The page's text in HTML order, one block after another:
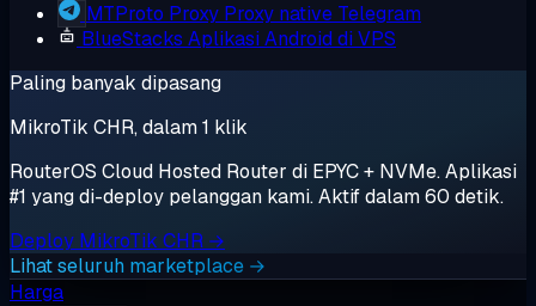
MTProto Proxy Proxy native Telegram
BlueStacks Aplikasi Android di VPS
Paling banyak dipasang
MikroTik CHR, dalam 1 klik
RouterOS Cloud Hosted Router di EPYC + NVMe. Aplikasi
#1 yang di-deploy pelanggan kami. Aktif dalam 60 detik.
Deploy MikroTik CHR →
Lihat seluruh marketplace →
Harga